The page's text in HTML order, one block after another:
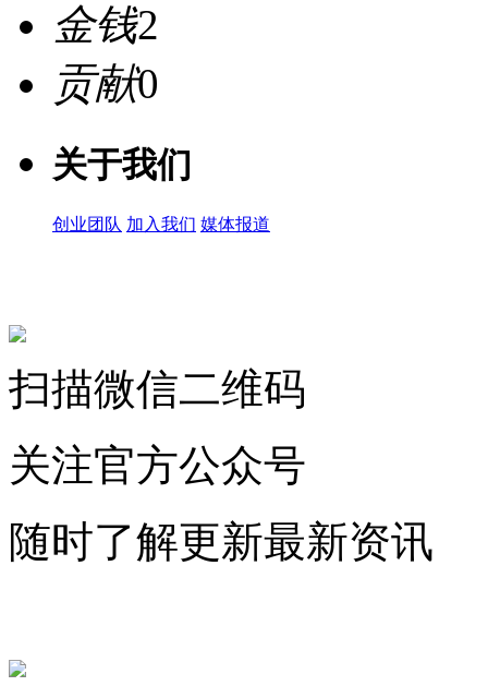
金钱2
贡献0
关于我们
创业团队 加入我们 媒体报道
扫描微信二维码
关注官方公众号
随时了解更新最新资讯